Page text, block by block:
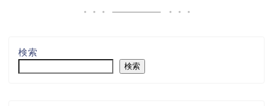
検索
検索